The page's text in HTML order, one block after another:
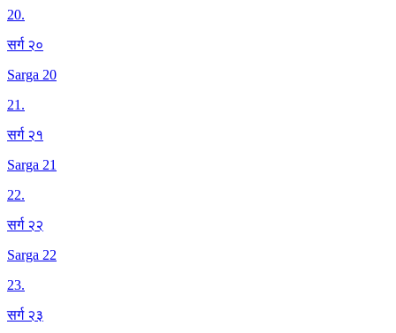
20.
सर्ग २०
Sarga 20
21.
सर्ग २१
Sarga 21
22.
सर्ग २२
Sarga 22
23.
सर्ग २३